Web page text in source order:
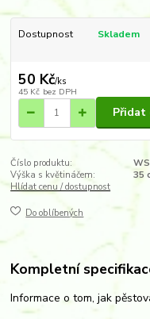
Dostupnost Skladem
50 Kč/ks
45 Kč bez DPH
Přidat
Číslo produktu:
Výška s květináčem:
35
Hlídat cenu / dostupnost
Do oblíbených
Kompletní
Informace o tom, jak